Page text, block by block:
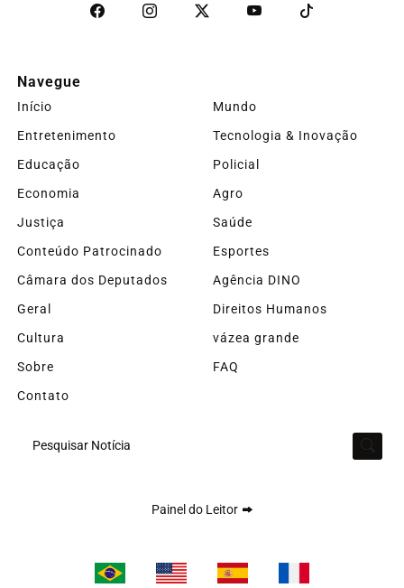
Navegue
Início
Mundo
Entretenimento
Tecnologia & Inovação
Educação
Policial
Economia
Agro
Justiça
Saúde
Conteúdo Patrocinado
Esportes
Câmara dos Deputados
Agência DINO
Geral
Direitos Humanos
Cultura
vázea grande
Sobre
FAQ
Contato
Pesquisar Notícia
Painel do Leitor